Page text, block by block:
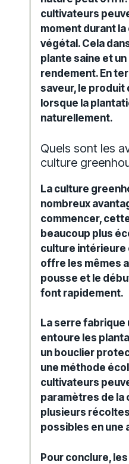
cultivateurs
moment durant
végétal. Cela
plante saine et
rendement. En
saveur, le produit
lorsque la
naturellement.
Quels sont les
culture
La culture
nombreux
commencer,
beaucoup plus
culture intérieure
offre les mêmes
pousse et le
font rapidement.
La serre fabrique
entoure les
un bouclier
une méthode
cultivateurs
paramètres de la
plusieurs
possibles en une
Pour conclure,